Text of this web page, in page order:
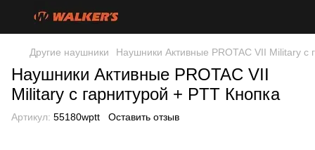
Другие наушники Наушники Активные PROTAC VII Military с
Наушники Активные PROTAC VII
Military с гарнитурой + PTT Кнопка
Артикул: 55180wptt Оставить отзыв